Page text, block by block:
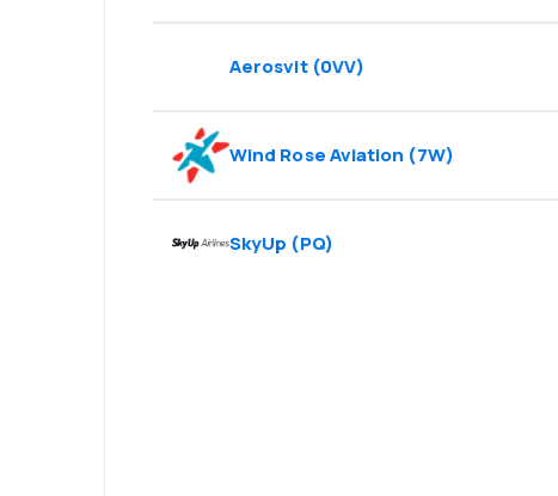
Aerosvit(0VV)
Wind Rose Aviation (7W)
SkyUp (PQ)